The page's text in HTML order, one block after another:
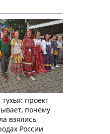
проект
почему
взялись
России